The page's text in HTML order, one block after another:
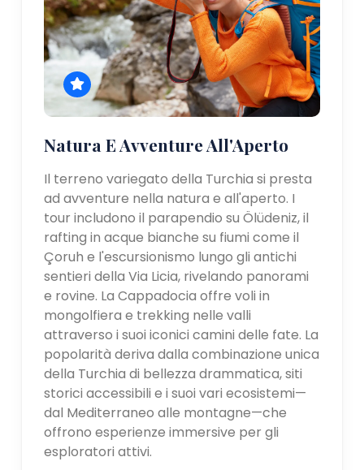
Natura E Avventure All'Aperto
Il terreno variegato della Turchia si presta
ad avventure nella natura e all'aperto. I
tour includono il parapendio su Ölüdeniz, il
rafting in acque bianche su fiumi come il
Çoruh e l'escursionismo lungo gli antichi
sentieri della Via Licia, rivelando panorami
e rovine. La Cappadocia offre voli in
mongolfiera e trekking nelle valli
attraverso i suoi iconici camini delle fate. La
popolarità deriva dalla combinazione unica
della Turchia di bellezza drammatica, siti
storici accessibili e i suoi vari ecosistemi—
dal Mediterraneo alle montagne—che
offrono esperienze immersive per gli
esploratori attivi.